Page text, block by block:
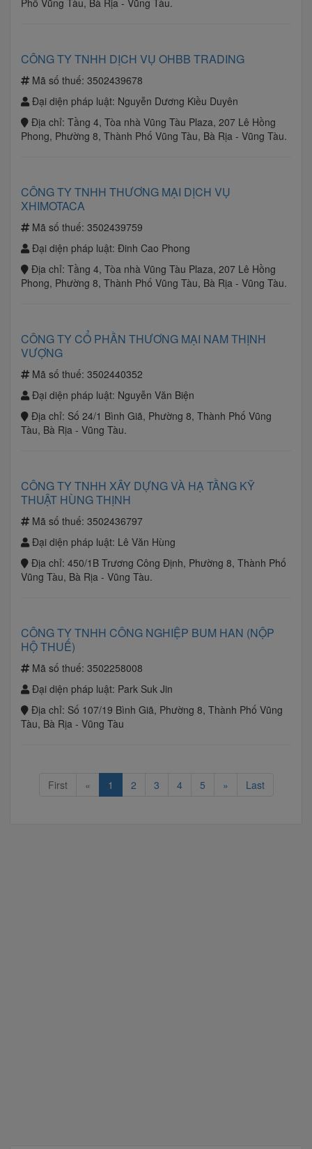
Phố Vũng Tàu, Bà Rịa - Vũng Tàu.
CÔNG TY TNHH DỊCH VỤ OHBB TRADING
Mã số thuế: 3502439678
Đại diện pháp luật: Nguyễn Dương Kiều Duyên
Địa chỉ: Tầng 4, Tòa nhà Vũng Tàu Plaza, 207 Lê Hồng
Phong, Phường 8, Thành Phố Vũng Tàu, Bà Rịa - Vũng Tàu.
CÔNG TY TNHH THƯƠNG MẠI DỊCH VỤ
XHIMOTACA
Mã số thuế: 3502439759
Đại diện pháp luật: Đinh Cao Phong
Địa chỉ: Tầng 4, Tòa nhà Vũng Tàu Plaza, 207 Lê Hồng
Phong, Phường 8, Thành Phố Vũng Tàu, Bà Rịa - Vũng Tàu.
CÔNG TY CỔ PHẦN THƯƠNG MẠI NAM THỊNH
VƯỢNG
Mã số thuế: 3502440352
Đại diện pháp luật: Nguyễn Văn Biện
Địa chỉ: Số 24/1 Bình Giã, Phường 8, Thành Phố Vũng
Tàu, Bà Rịa - Vũng Tàu.
CÔNG TY TNHH XÂY DỰNG VÀ HẠ TẦNG KỸ
THUẬT HÙNG THỊNH
Mã số thuế: 3502436797
Đại diện pháp luật: Lê Văn Hùng
Địa chỉ: 450/1B Trương Công Định, Phường 8, Thành Phố
Vũng Tàu, Bà Rịa - Vũng Tàu.
CÔNG TY TNHH CÔNG NGHIỆP BUM HAN (NỘP
HỘ THUẾ)
Mã số thuế: 3502258008
Đại diện pháp luật: Park Suk Jin
Địa chỉ: Số 107/19 Bình Giã, Phường 8, Thành Phố Vũng
Tàu, Bà Rịa - Vũng Tàu
First « 1 2 3 4 5 » Last